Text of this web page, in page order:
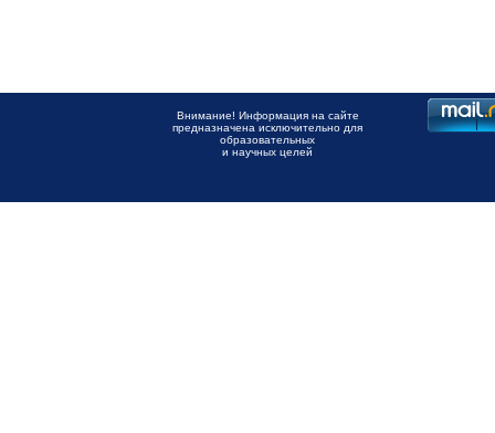
Внимание! Информация на сайте
предназначена исключительно для
образовательных
и научных целей